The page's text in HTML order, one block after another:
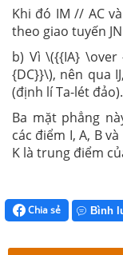
Khi đó IM // AC
theo giao tuyến
b) Vì \({{IA} \over
{DC}}\), nên qua
(định lí Ta-lét đảo).
Ba mặt phẳng
các điểm I, A, B
K là trung điểm
Chia sẻ Bình